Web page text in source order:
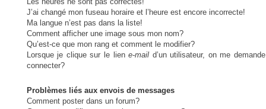
J’ai changé mon fuseau horaire et l’heure est encore incorrecte!
Ma langue n’est pas dans la liste!
Comment afficher une image sous mon nom?
Qu’est-ce que mon rang et comment le modifier?
Lorsque je clique sur le liene-mail d’un utilisateur, on me
connecter?
Problèmes liés aux envois de messages
Comment poster dans un forum?